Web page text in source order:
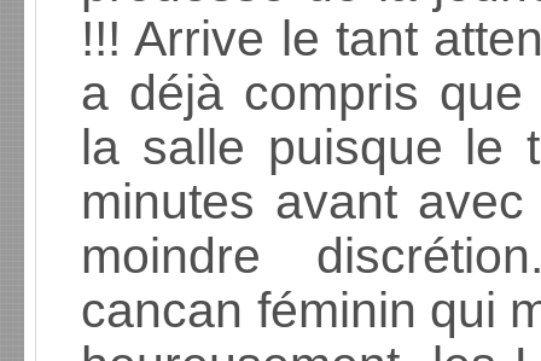
!!! Arrive le tant
a déjà compris
la salle puisque le
minutes avant
moindre
cancan féminin qui